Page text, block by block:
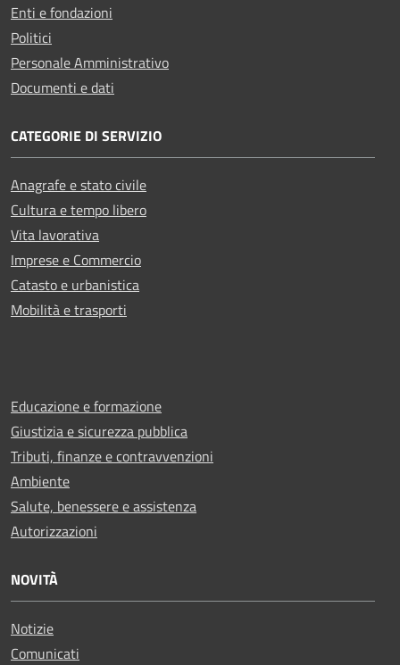
Enti e fondazioni
Politici
Personale Amministrativo
Documenti e dati
CATEGORIE DI SERVIZIO
Anagrafe e stato civile
Cultura e tempo libero
Vita lavorativa
Imprese e Commercio
Catasto e urbanistica
Mobilità e trasporti
Educazione e formazione
Giustizia e sicurezza pubblica
Tributi, finanze e contravvenzioni
Ambiente
Salute, benessere e assistenza
Autorizzazioni
NOVITÀ
Notizie
Comunicati